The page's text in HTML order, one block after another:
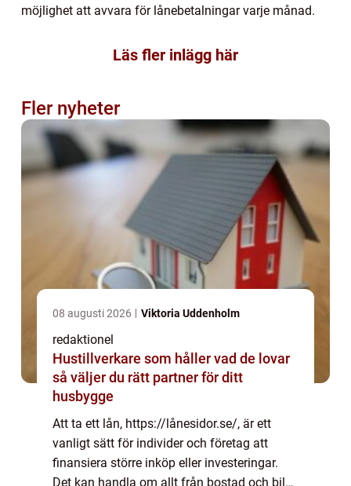
möjlighet att avvara för lånebetalningar varje månad.
Läs fler inlägg här
Fler nyheter
08 augusti 2026 Viktoria Uddenholm
redaktionel
Hustillverkare som håller vad de lovar
så väljer du rätt partner för ditt
husbygge
Att ta ett lån, https://lånesidor.se/, är ett
vanligt sätt för individer och företag att
finansiera större inköp eller investeringar.
Det kan handla om allt från bostad och bil